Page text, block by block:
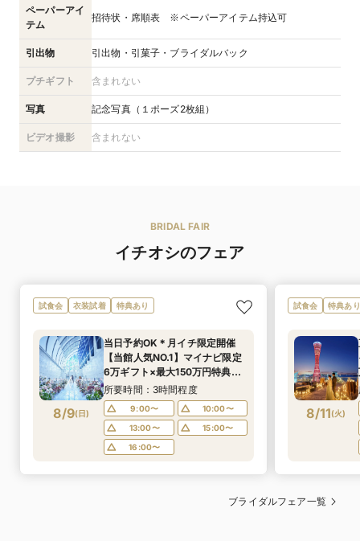
ペーパーアイ
テム
招待状・席順表 ※ペーパーアイテム持込可
引出物 引出物・引菓子・ブライダルバック
プチギフト 含まれない
写真 記念写真（１ポーズ2枚組）
ビデオ撮影 含まれない
BRIDAL FAIR
イチオシのフェア
試食会 衣装試着 特典あり
8/9(日)
当日予約OK＊月イチ限定開催
【当館人気NO.1】マイナビ限定
6万ギフト×最大150万円特典ご
優待◎和牛試食×人気演出×新作
ドレス試着
所要時間：3時間程度
9:00〜
10:00〜
13:00〜
15:00〜
16:00〜
試食会 特典あり
8/11(火)
ブライダルフェア一覧